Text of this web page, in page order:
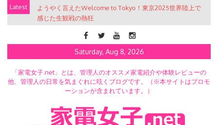
SkipLatest
ようやく言えたWelcome to Tokyo！東京2025世界陸上で
感じた生観戦の熱狂
ガジェタッチ「Work Style 〜あなたの仕事術〜」公開収録
でブロガー愛を叫ぶの巻
Saturday, Aug 8, 2026
「家電女子.net」とは、管理人のオススメ家電紹介や体験レビューの
他、管理人の日常を気まぐれに呟くブログです。（※本サイトはプロモ
ーションが含まれています。）